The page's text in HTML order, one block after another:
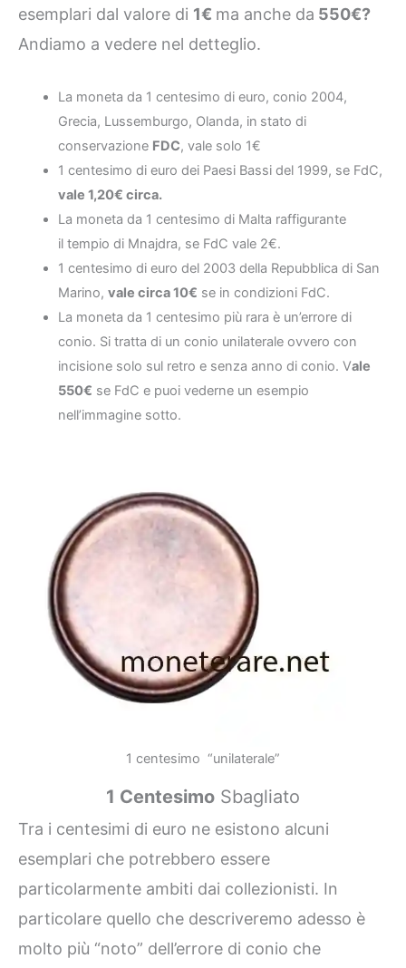
esemplari dal valore di 1€ ma anche da 550€?
Andiamo a vedere nel detteglio.
La moneta da 1 centesimo di euro, conio 2004,
Grecia, Lussemburgo, Olanda, in stato di
conservazione FDC, vale solo 1€
1 centesimo di euro dei Paesi Bassi del 1999, se FdC,
vale 1,20€ circa.
La moneta da 1 centesimo di Malta raffigurante
il tempio di Mnajdra, se FdC vale 2€.
1 centesimo di euro del 2003 della Repubblica di San
Marino, vale circa 10€ se in condizioni FdC.
La moneta da 1 centesimo più rara è un’errore di
conio. Si tratta di un conio unilaterale ovvero con
incisione solo sul retro e senza anno di conio. Vale
550€ se FdC e puoi vederne un esempio
nell’immagine sotto.
1 centesimo “unilaterale”
1 Centesimo Sbagliato
Tra i centesimi di euro ne esistono alcuni
esemplari che potrebbero essere
particolarmente ambiti dai collezionisti. In
particolare quello che descriveremo adesso è
molto più “noto” dell’errore di conio che